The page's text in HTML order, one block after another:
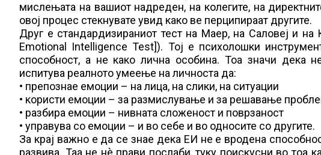
мислењата на вашиот надреден, на колегите, на
овој процес стекнувате увид како ве перципираат другите.
Друг е стандардизираниот тест на Маер, на Саловеј и
Emotional Intelligence Test]). Тој е психолошки
способност, а не како лична особина. Тоа значи дека
испитува реалното умеење на личноста да:
• препознае емоции – на лица, на слики, на ситуации
• користи емоции – за размислување и за решавање
• разбира емоции – нивната сложеност и поврзаност
• управува со емоции – и во себе и во односите со другите.
За крај важно е да се знае дека ЕИ не е вродена
развива. Таа не нè прави послаби, туку поискусни во